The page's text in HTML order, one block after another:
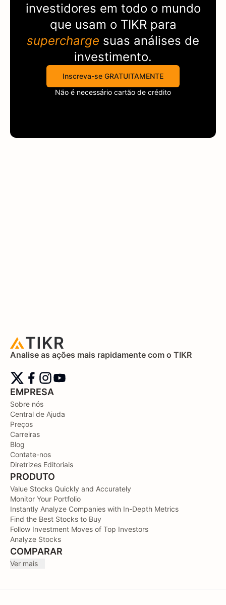
investidores em todo o mundo
que usam o TIKRpara
supercharge suas análises de
investimento.
Inscreva-se GRATUITAMENTE
Não é necessário cartão de crédito
Analise as ações mais rapidamente com o TIKR
EMPRESA
Sobre nós
Central de Ajuda
Preços
Carreiras
Blog
Contate-nos
Diretrizes Editoriais
PRODUTO
Value Stocks Quickly and Accurately
Monitor Your Portfolio
Instantly Analyze Companies with In-Depth Metrics
Find the Best Stocks to Buy
Follow Investment Moves of Top Investors
Analyze Stocks
COMPARAR
Ver mais